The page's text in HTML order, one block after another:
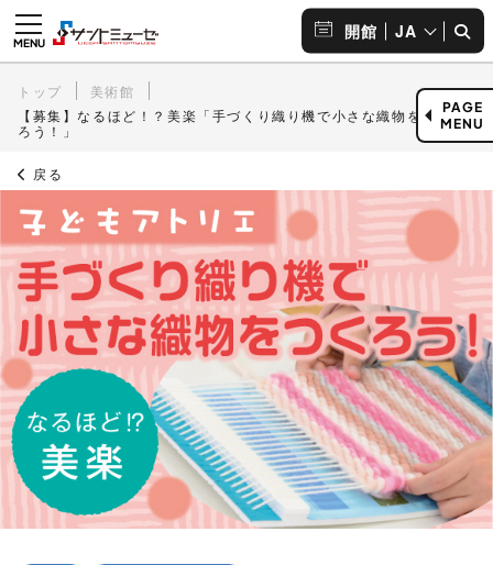
開館 JA
トップ
美術館
【募集】なるほど！？美楽「手づくり織り機で小さな織物をつく
ろう！」
戻る
PAGE
MENU